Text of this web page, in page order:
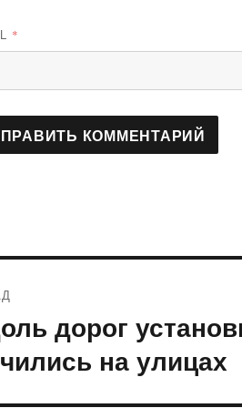
*
дорог
на улицах